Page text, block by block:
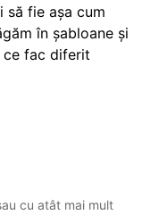
să fie așa cum
în șabloane și
ce fac diferit
cu atât mai mult